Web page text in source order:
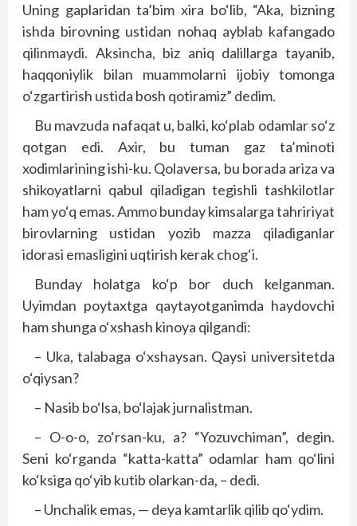
Uning gaplaridan ta’bim xira bo‘lib, “Aka, bizning
ishda birovning ustidan nohaq ayblab kafangado
qilinmaydi. Aksincha, biz aniq dalillarga tayanib,
haqqoniylik bilan muammolarni ijobiy tomonga
o‘zgartirish ustida bosh qotiramiz” dedim.
Bu mavzuda nafaqat u, balki, ko‘plab odamlar so‘z
qotgan edi. Axir, bu tuman gaz ta’minoti
xodimlarining ishi-ku. Qolaversa, bu borada ariza va
shikoyatlarni qabul qiladigan tegishli tashkilotlar
ham yo‘q emas. Ammo bunday kimsalarga tahririyat
birovlarning ustidan yozib mazza qiladiganlar
idorasi emasligini uqtirish kerak chog‘i.
Bunday holatga ko‘p bor duch kelganman.
Uyimdan poytaxtga qaytayotganimda haydovchi
ham shunga o‘xshash kinoya qilgandi:
– Uka, talabaga o‘xshaysan. Qaysi universitetda
o‘qiysan?
– Nasib bo‘lsa, bo‘lajak jurnalistman.
– O-o-o, zo‘rsan-ku, a? “Yozuvchiman”, degin.
Seni ko‘rganda “katta-katta” odamlar ham qo‘lini
ko‘ksiga qo‘yib kutib olarkan-da, – dedi.
– Unchalik emas, — deya kamtarlik qilib qo‘ydim.